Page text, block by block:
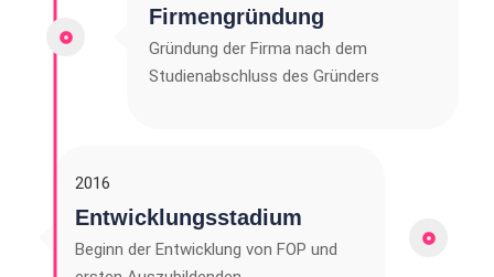
Firmengründung
Gründung der Firma nach dem
Studienabschluss des Gründers
2016
Entwicklungsstadium
Beginn der Entwicklung von FOP und